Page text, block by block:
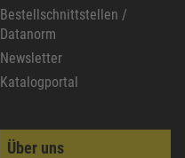
Bestellschnittstellen /
Datanorm
Newsletter
Katalogportal
Über uns